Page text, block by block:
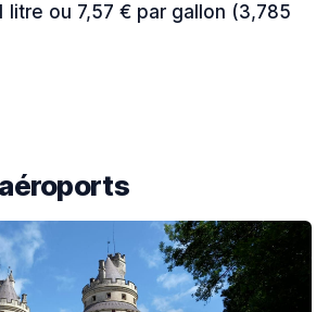
litre ou 7,57 € par gallon (3,785